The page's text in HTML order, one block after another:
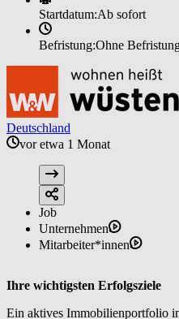
Startdatum:Ab sofort
Befristung:Ohne
Deutschland
vor etwa 1 Monat
Job
Unternehmen
Mitarbeiter*innen
Ihre wichtigsten Erfolgsziele
Ein aktives Immobilienportfolio